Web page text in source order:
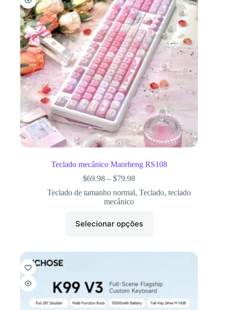
Teclado mecânico Maorbeng RS108
$69.98 – $79.98
Teclado de tamanho normal,Teclado,teclado
mecânico
Selecionar opções